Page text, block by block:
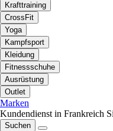
Krafttraining
CrossFit
Yoga
Kampfsport
Kleidung
Fitnessschuhe
Ausrüstung
Outlet
Marken
Kundendienst in Frankreich
Suchen